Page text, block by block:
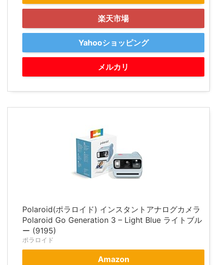
楽天市場
Yahooショッピング
メルカリ
Polaroid(ポラロイド) インスタントアナログカメラ
Polaroid Go Generation 3 – Light Blue ライトブル
ー (9195)
ポラロイド
Amazon